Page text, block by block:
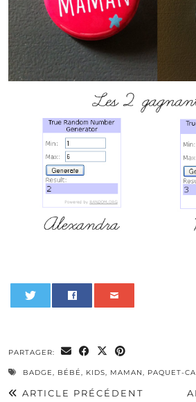
PARTAGER:
BADGE, BÉBÉ, KIDS, MAMAN, PAQUET-
ARTICLE PRÉCÉDENT